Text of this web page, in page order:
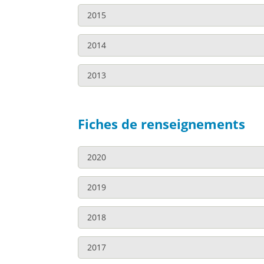
Télécharger >
Télécharger >
Télécharger >
Télécharger >
Télécharger >
2015
Télécharger >
2014
2013
Télécharger >
Fiches de renseignements
2020
Canada
Alberta
2019
Canada
2018
2017